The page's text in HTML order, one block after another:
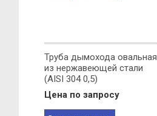
Труба дымохода овальная
из нержавеющей стали
(AISI 304 0,5)
Цена по запросу